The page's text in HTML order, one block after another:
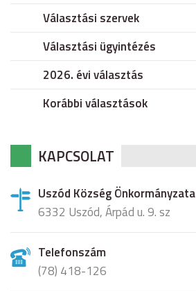
Választási szervek
Választási ügyintézés
2026. évi választás
Korábbi választások
KAPCSOLAT
Uszód Község Önkormányzata
6332 Uszód, Árpád u. 9. sz
Telefonszám
(78) 418-126